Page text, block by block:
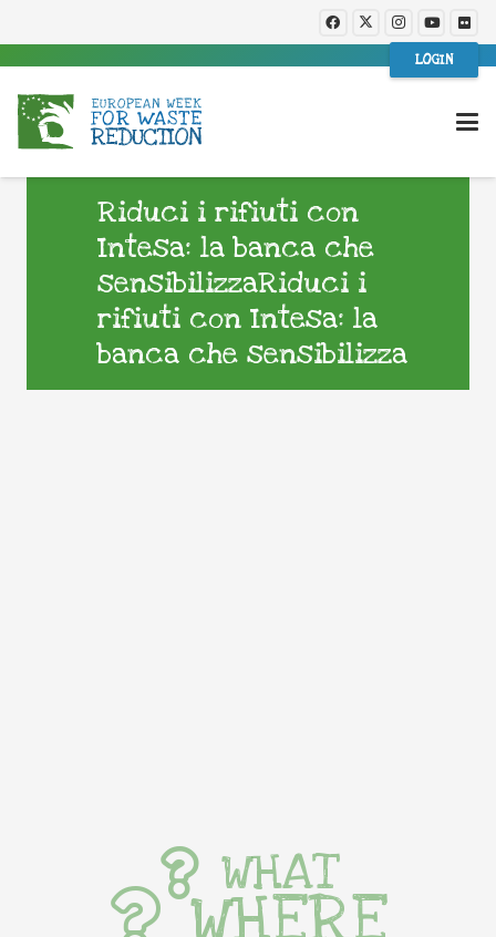
LOGIN
Riduci i rifiuti con
Intesa: la banca che
sensibilizzaRiduci i
rifiuti con Intesa: la
banca che sensibilizza
WHAT